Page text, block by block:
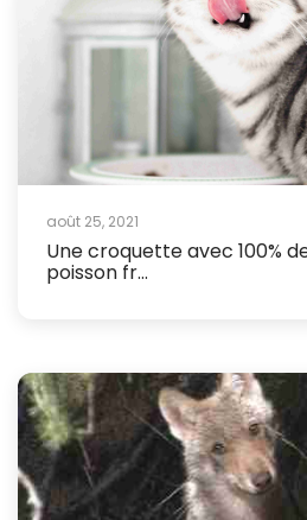
août 25, 2021
Une croquette avec 100%
poisson fr...